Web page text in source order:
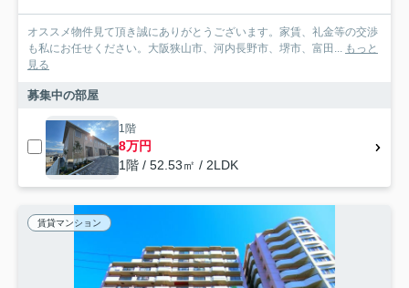
オススメ物件見て頂き誠にありがとうございます。家賃、礼金等の交渉
も私にお任せください。大阪狭山市、河内長野市、堺市、富田...
もっと
見る
募集中の部屋
1階
8万円
1階 / 52.53㎡ / 2LDK
賃貸マンション